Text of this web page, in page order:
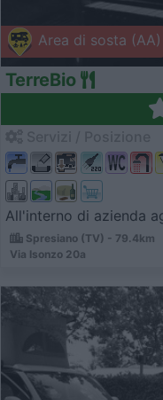
Area di sosta (AA)
TerreBio
All'interno di azienda
Spresiano (TV) - 79.4km
Via Isonzo 20a